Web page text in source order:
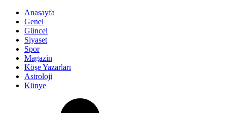
Anasayfa
Genel
Güncel
Siyaset
Spor
Magazin
Köşe Yazarları
Astroloji
Künye